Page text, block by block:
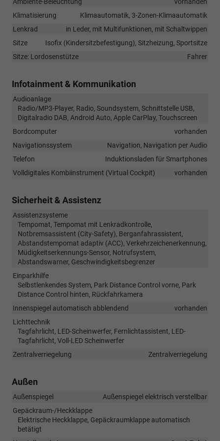
Klimatisierung
Klimaautomatik, 3-Zonen-Klimaautomatik
Lenkrad
in Leder, mit Multifunktionen, mit Schaltwippen
Sitze
Isofix (Kindersitzbefestigung), Sitzheizung, Sportsitze
Sitze: Lordosenstütze
Fahrer
Infotainment & Kommunikation
Audioanlage
Radio/MP3-Player, Radio, Soundsystem, Schnittstelle USB,
Digitalradio DAB, Android Auto, Apple CarPlay, Touchscreen
Bordcomputer
vorhanden
Navigationssystem
Navigation, Navigation per Audio
Telefon
Induktionsladen für Smartphones
Volldigitales Kombiinstrument (Virtual Cockpit)
vorhanden
Sicherheit & Assistenz
Assistenzsysteme
Tempomat, Tempomat mit Lenkradkontrolle,
Notbremsassistent (City-Safety), Berganfahrassistent,
Abstandstempomat adaptiv (ACC), Verkehrzeichenerkennung,
Müdigkeitserkennungs-Sensor, Notrufsystem,
Abstandswarner, Geschwindigkeitsbegrenzer
Einparkhilfe
Selbstlenkendes System, Park Distance Control vorne, Park
Distance Control hinten, Rückfahrkamera
Innenspiegel automatisch abblendend
vorhanden
Lichttechnik
Tagfahrlicht, LED-Scheinwerfer, Fernlichtassistent, LED-
Tagfahrlicht, Voll-LED Scheinwerfer
Zentralverriegelung
Zentralverriegelung
Außen
Außenspiegel
Außenspiegel elektrisch verstellbar
Gepäckraum-/Heckklappe
Elektrische Heckklappe, Gepäckraumklappe automatisch
betätigt